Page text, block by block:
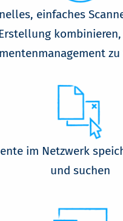
einfaches
Erstellung
im Netzwerk
und suchen